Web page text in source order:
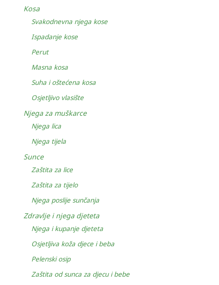
Kosa
Svakodnevna njega kose
Ispadanje kose
Perut
Masna kosa
Suha i oštećena kosa
Osjetljivo vlasište
Njega za muškarce
Njega lica
Njega tijela
Sunce
Zaštita za lice
Zaštita za tijelo
Njega poslije sunčanja
Zdravlje i njega djeteta
Njega i kupanje djeteta
Osjetljiva koža djece i beba
Pelenski osip
Zaštita od sunca za djecu i bebe